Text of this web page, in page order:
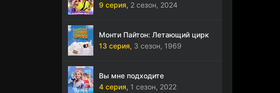
9 серия, 2 сезон, 2024
Монти Пайтон: Летающий цирк
13 серия, 3 сезон, 1969
Вы мне подходите
4 серия, 1 сезон, 2022